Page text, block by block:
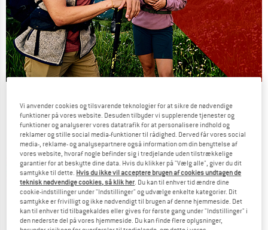
phase
NOW UP TO 50% OFF
TO THE SALE
Vi anvender cookies og tilsvarende teknologier for at sikre de nødvendige
funktioner på vores website. Desuden tilbyder vi supplerende tjenester og
funktioner og analyserer vores datatrafik for at personalisere indhold og
reklamer og stille social media-funktioner til rådighed. Derved får vores social
media-, reklame- og analysepartnere også information om din benyttelse af
vores website, hvoraf nogle befinder sig i tredjelande uden tilstrækkelige
garantier for at beskytte dine data. Hvis du klikker på "Vælg alle", giver du dit
samtykke til dette. Hvis du ikke vil acceptere brugen af cookies undtagen de
teknisk nødvendige cookies, så klik her. Du kan til enhver tid ændre dine
cookie-indstillinger under "Indstillinger" og udvælge enkelte kategorier. Dit
samtykke er frivilligt og ikke nødvendigt til brugen af denne hjemmeside. Det
kan til enhver tid tilbagekaldes eller gives for første gang under "Indstillinger" i
den nederste del på vores hjemmeside. Du kan finde flere oplysninger,